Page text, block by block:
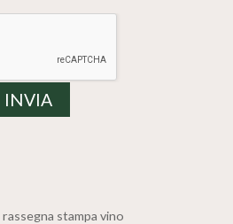
rassegna stampa vino